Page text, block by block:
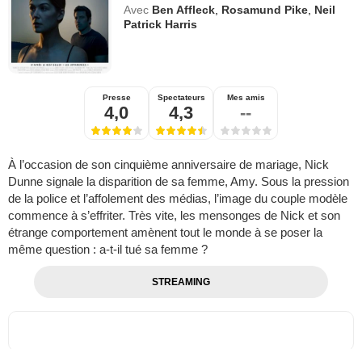
Avec Ben Affleck Rosamund Pike Neil
Patrick Harris
Presse
4,0
Spectateurs
4,3
Mes amis
--
À l’occasion de son cinquième anniversaire de mariage, Nick
Dunne signale la disparition de sa femme, Amy. Sous la pression
de la police et l’affolement des médias, l’image du couple modèle
commence à s’effriter. Très vite, les mensonges de Nick et son
étrange comportement amènent tout le monde à se poser la
même question : a-t-il tué sa femme ?
STREAMING